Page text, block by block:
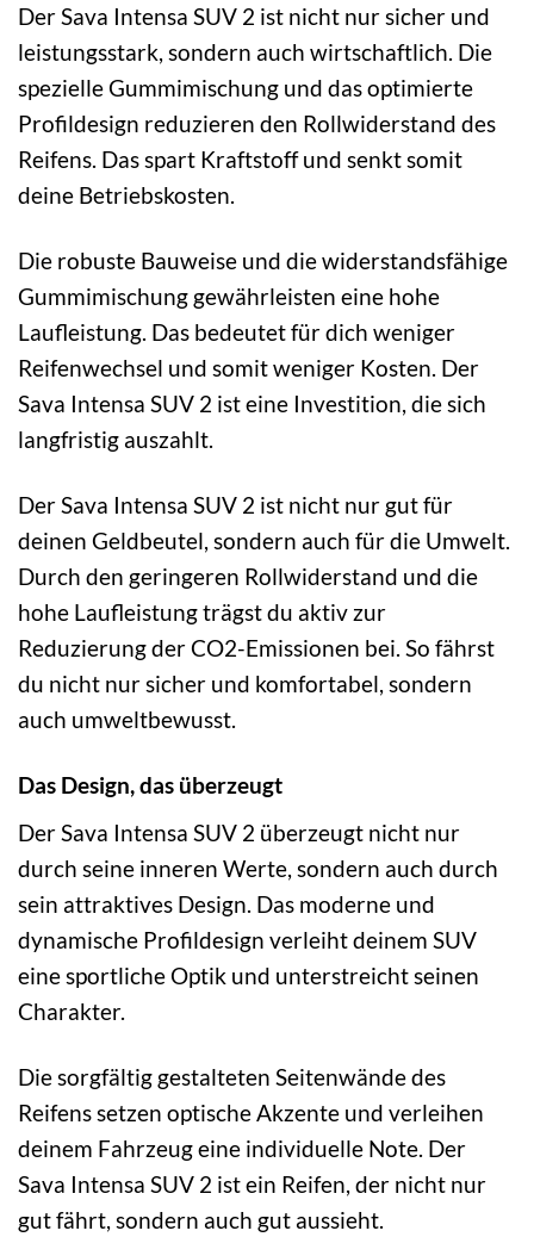
Der Sava Intensa SUV 2 ist nicht nur sicher und
leistungsstark, sondern auch wirtschaftlich. Die
spezielle Gummimischung und das optimierte
Profildesign reduzieren den Rollwiderstand des
Reifens. Das spart Kraftstoff und senkt somit
deine Betriebskosten.
Die robuste Bauweise und die widerstandsfähige
Gummimischung gewährleisten eine hohe
Laufleistung. Das bedeutet für dich weniger
Reifenwechsel und somit weniger Kosten. Der
Sava Intensa SUV 2 ist eine Investition, die sich
langfristig auszahlt.
Der Sava Intensa SUV 2 ist nicht nur gut für
deinen Geldbeutel, sondern auch für die Umwelt.
Durch den geringeren Rollwiderstand und die
hohe Laufleistung trägst du aktiv zur
Reduzierung der CO2-Emissionen bei. So fährst
du nicht nur sicher und komfortabel, sondern
auch umweltbewusst.
Das Design, das überzeugt
Der Sava Intensa SUV 2 überzeugt nicht nur
durch seine inneren Werte, sondern auch durch
sein attraktives Design. Das moderne und
dynamische Profildesign verleiht deinem SUV
eine sportliche Optik und unterstreicht seinen
Charakter.
Die sorgfältig gestalteten Seitenwände des
Reifens setzen optische Akzente und verleihen
deinem Fahrzeug eine individuelle Note. Der
Sava Intensa SUV 2 ist ein Reifen, der nicht nur
gut fährt, sondern auch gut aussieht.